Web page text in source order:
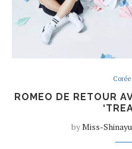
ROMEO DE RETOUR
byMiss-Shinayu